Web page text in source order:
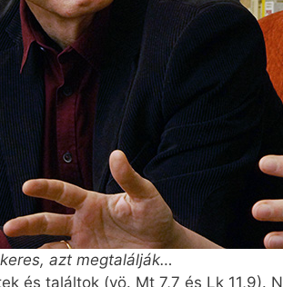
azt megtalálják…
és találtok (vö. Mt 7,7 és Lk 11,9).